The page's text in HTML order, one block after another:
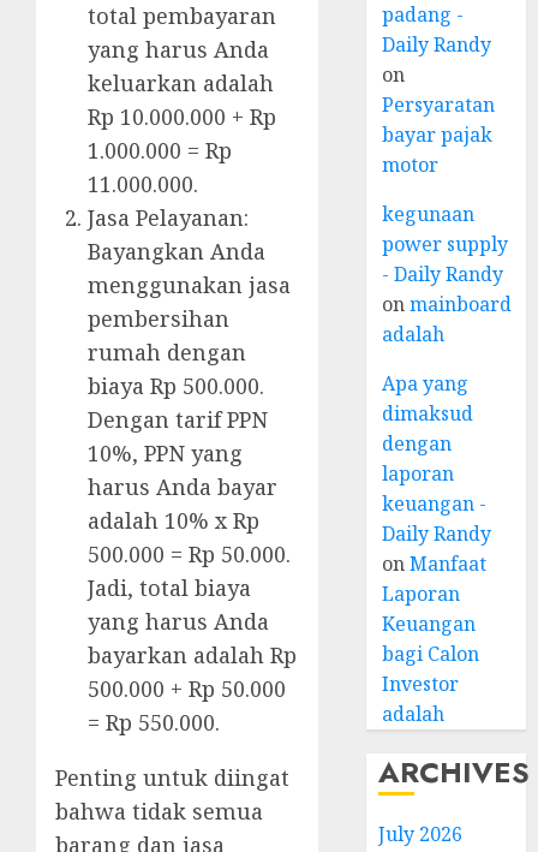
total pembayaran
yang harus Anda
keluarkan adalah
Rp 10.000.000 + Rp
1.000.000 = Rp
11.000.000.
Jasa Pelayanan:
Bayangkan Anda
menggunakan jasa
pembersihan
rumah dengan
biaya Rp 500.000.
Dengan tarif PPN
10%, PPN yang
harus Anda bayar
adalah 10% x Rp
500.000 = Rp 50.000.
Jadi, total biaya
yang harus Anda
bayarkan adalah Rp
500.000 + Rp 50.000
= Rp 550.000.
Penting untuk diingat
bahwa tidak semua
barang dan jasa
padang -
Daily Randy
on
Persyaratan
bayar pajak
motor
kegunaan
power supply
- Daily Randy
onmainboard
adalah
Apa yang
dimaksud
dengan
laporan
keuangan -
Daily Randy
onManfaat
Laporan
Keuangan
bagi Calon
Investor
adalah
ARCHIVES
July 2026